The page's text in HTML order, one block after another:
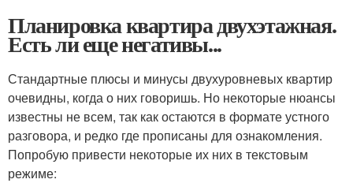
Планировка квартира двухэтажная.
Есть ли еще негативы...
Стандартные плюсы и минусы двухуровневых квартир
очевидны, когда о них говоришь. Но некоторые нюансы
известны не всем, так как остаются в формате устного
разговора, и редко где прописаны для ознакомления.
Попробую привести некоторые их них в текстовым
режиме: